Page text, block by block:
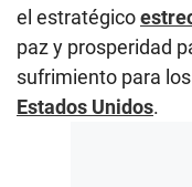
el estratégico
paz y prosperidad
sufrimiento para
Estados Unidos.